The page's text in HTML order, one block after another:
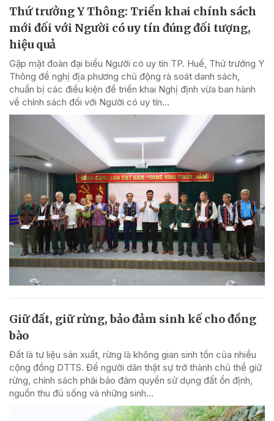
Thứ trưởng Y Thông: Triển khai chính sách
mới đối với Người có uy tín đúng đối tượng,
hiệu quả
Gặp mặt đoàn đại biểu Người có uy tín TP. Huế, Thứ trưởng Y
Thông đề nghị địa phương chủ động rà soát danh sách,
chuẩn bị các điều kiện để triển khai Nghị định vừa ban hành
về chính sách đối với Người có uy tín...
Giữ đất, giữ rừng, bảo đảm sinh kế cho đồng
bào
Đất là tư liệu sản xuất, rừng là không gian sinh tồn của nhiều
cộng đồng DTTS. Để người dân thật sự trở thành chủ thể giữ
rừng, chính sách phải bảo đảm quyền sử dụng đất ổn định,
nguồn thu đủ sống và những sinh...